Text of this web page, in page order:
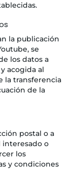
la publicación
se
los datos a
acogida al
la transferencia
de la
postal o a
interesado o
los
y condiciones